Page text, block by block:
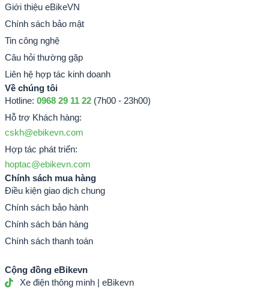
Giới thiệu eBikeVN
Chính sách bảo mật
Tin công nghệ
Câu hỏi thường gặp
Liên hệ hợp tác kinh doanh
Về chúng tôi
Hotline: 0968 29 11 22 (7h00 - 23h00)
Hỗ trợ Khách hàng:
cskh@ebikevn.com
Hợp tác phát triển:
hoptac@ebikevn.com
Chính sách mua hàng
Điều kiện giao dịch chung
Chính sách bảo hành
Chính sách bán hàng
Chính sách thanh toán
Cộng đồng eBikevn
Xe điện thông minh | eBikevn